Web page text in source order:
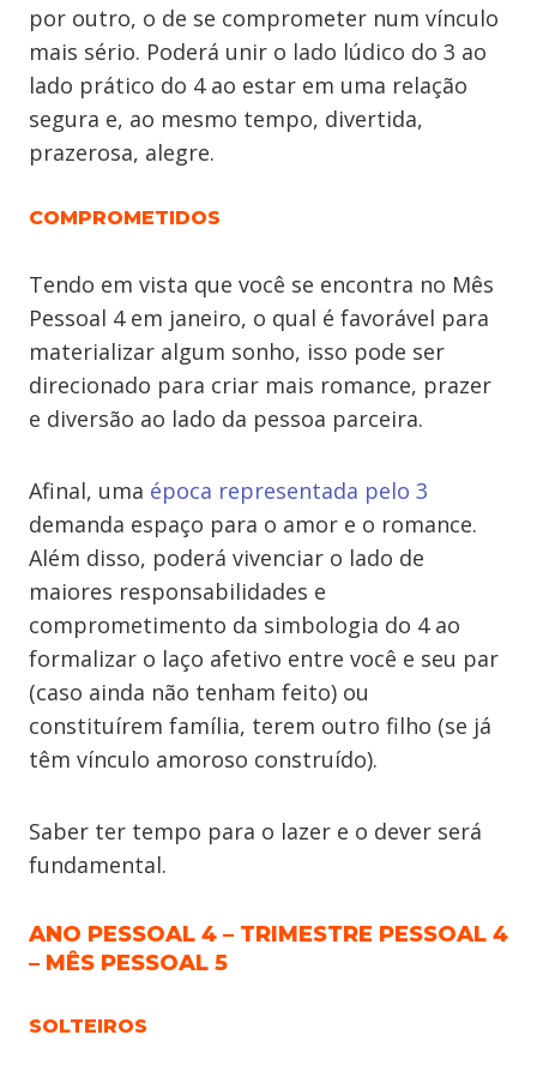
por outro, o de se comprometer num vínculo
mais sério. Poderá unir o lado lúdico do 3 ao
lado prático do 4 ao estar em uma relação
segura e, ao mesmo tempo, divertida,
prazerosa, alegre.
COMPROMETIDOS
Tendo em vista que você se encontra no Mês
Pessoal 4 em janeiro, o qual é favorável para
materializar algum sonho, isso pode ser
direcionado para criar mais romance, prazer
e diversão ao lado da pessoa parceira.
Afinal, uma época representada pelo 3
demanda espaço para o amor e o romance.
Além disso, poderá vivenciar o lado de
maiores responsabilidades e
comprometimento da simbologia do 4 ao
formalizar o laço afetivo entre você e seu par
(caso ainda não tenham feito) ou
constituírem família, terem outro filho (se já
têm vínculo amoroso construído).
Saber ter tempo para o lazer e o dever será
fundamental.
ANO PESSOAL 4 – TRIMESTRE PESSOAL 4
– MÊS PESSOAL 5
SOLTEIROS